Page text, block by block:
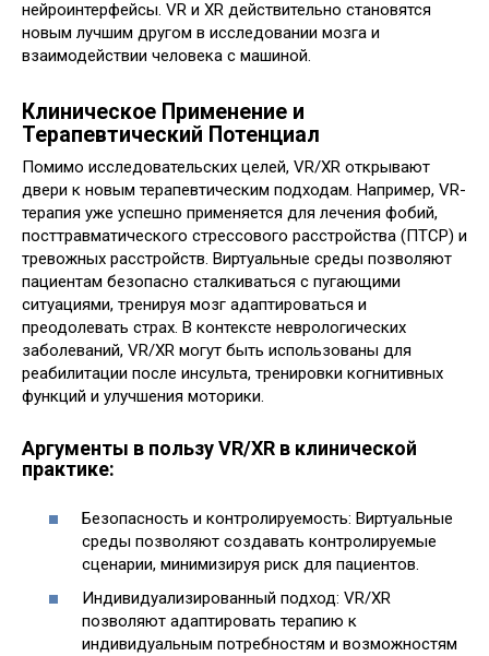
нейроинтерфейсы. VR и XR действительно становятся
новым лучшим другом в исследовании мозга и
взаимодействии человека с машиной.
Клиническое Применение и
Терапевтический Потенциал
Помимо исследовательских целей, VR/XR открывают
двери к новым терапевтическим подходам. Например, VR-
терапия уже успешно применяется для лечения фобий,
посттравматического стрессового расстройства (ПТСР) и
тревожных расстройств. Виртуальные среды позволяют
пациентам безопасно сталкиваться с пугающими
ситуациями, тренируя мозг адаптироваться и
преодолевать страх. В контексте неврологических
заболеваний, VR/XR могут быть использованы для
реабилитации после инсульта, тренировки когнитивных
функций и улучшения моторики.
Аргументы в пользу VR/XR в клинической
практике:
Безопасность и контролируемость: Виртуальные
среды позволяют создавать контролируемые
сценарии, минимизируя риск для пациентов.
Индивидуализированный подход: VR/XR
позволяют адаптировать терапию к
индивидуальным потребностям и возможностям